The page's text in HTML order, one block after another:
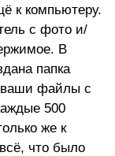
к компьютеру.
с фото и/
В
папка
ваши файлы с
500
же к
что было